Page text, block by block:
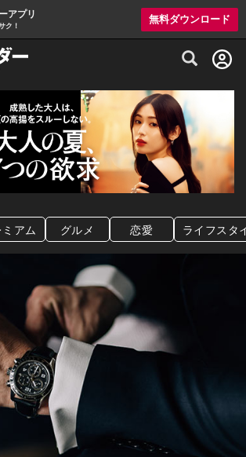
アプリ
ク！
無料ダウンロード
グルメ情報・プレミアムレストラン予約
アム グルメ 恋愛 ライフスタ